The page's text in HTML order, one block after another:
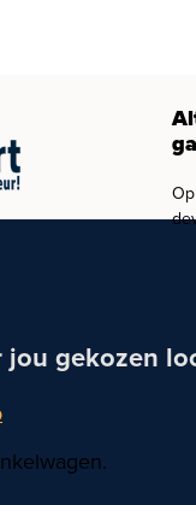
jou gekozen